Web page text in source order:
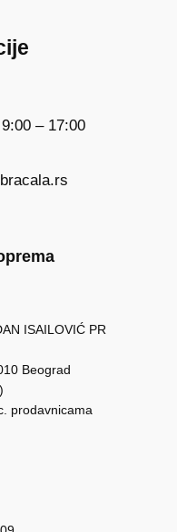
– 17:00
ISAILOVIĆ PR
Beograd
prodavnicama